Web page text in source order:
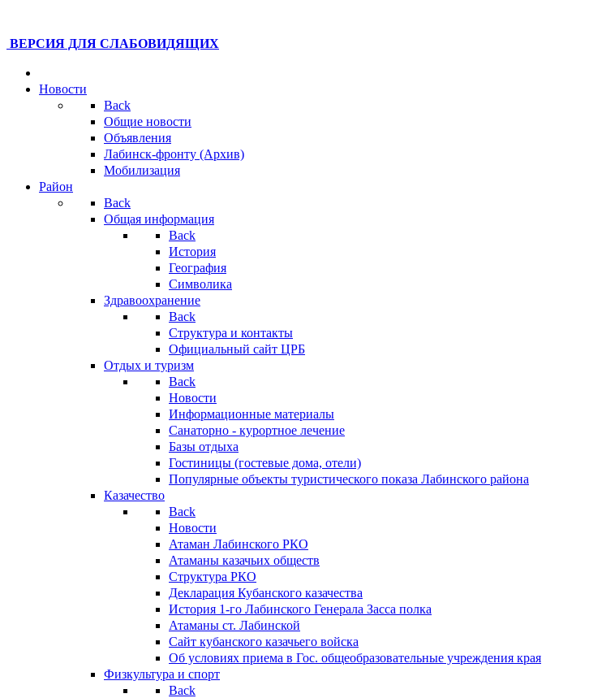
ВЕРСИЯ ДЛЯ СЛАБОВИДЯЩИХ
Новости
Back
Общие новости
Объявления
Лабинск-фронту (Архив)
Мобилизация
Район
Back
Общая информация
Back
История
География
Символика
Здравоохранение
Back
Структура и контакты
Официальный сайт ЦРБ
Отдых и туризм
Back
Новости
Информационные материалы
Санаторно - курортное лечение
Базы отдыха
Гостиницы (гостевые дома, отели)
Популярные объекты туристического показа Лабинского района
Казачество
Back
Новости
Атаман Лабинского РКО
Атаманы казачьих обществ
Структура РКО
Декларация Кубанского казачества
История 1-го Лабинского Генерала Засса полка
Атаманы ст. Лабинской
Cайт кубанского казачьего войска
Об условиях приема в Гос. общеобразовательные учреждения края
Физкультура и спорт
Back